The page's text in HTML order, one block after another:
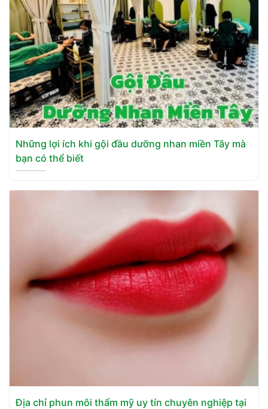
Những lợi ích khi gội đầu dưỡng nhan miền Tây mà
bạn có thể biết
Địa chỉ phun môi thẩm mỹ uy tín chuyên nghiệp tại